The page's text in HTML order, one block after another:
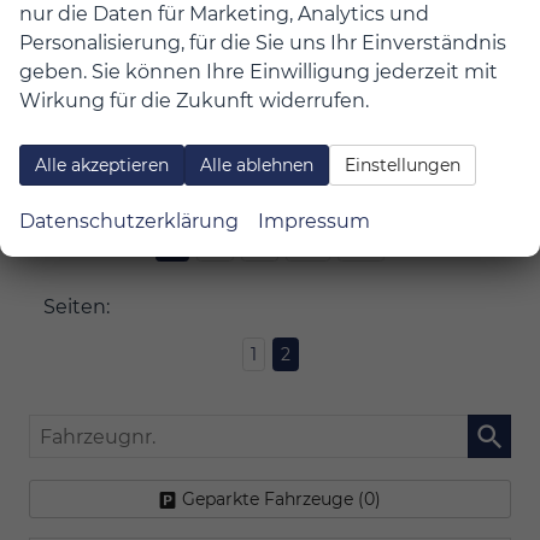
31.690,– € Details
Verbrauch kombiniert:
6,40 l/100km
CO -Klasse: E
Seiten:
1 2
Fahrzeugnr.
Geparkte Fahrzeuge (0)
nur die Daten für Marketing, Analytics und
Personalisierung, für die Sie uns Ihr Einverständnis
geben. Sie können Ihre Einwilligung jederzeit mit
Wirkung für die Zukunft widerrufen.
Alle akzeptieren Alle ablehnen Einstellungen
Datenschutzerklärung Impressum